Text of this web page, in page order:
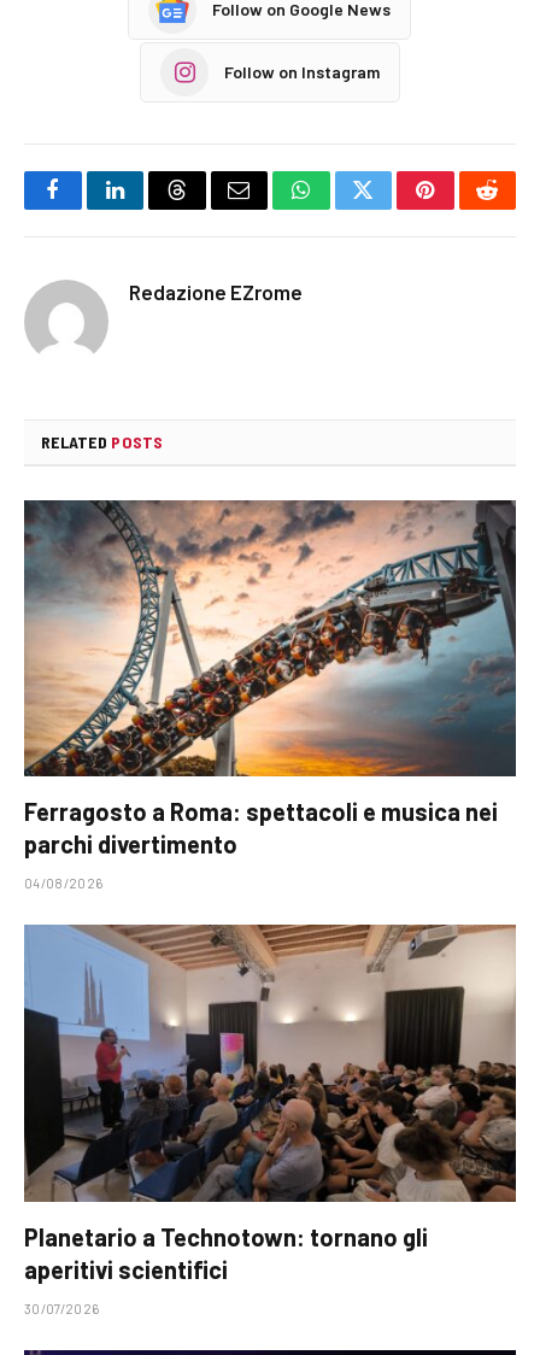
Follow on Google News
Follow on Instagram
FacebookLinkedInThreadsEmail WhatsAppTwitterPinterest
Redazione EZrome
RELATED POSTS
Ferragosto a Roma: spettacoli e musica nei
parchi divertimento
04/08/2026
Planetario a Technotown: tornano gli
aperitivi scientifici
30/07/2026